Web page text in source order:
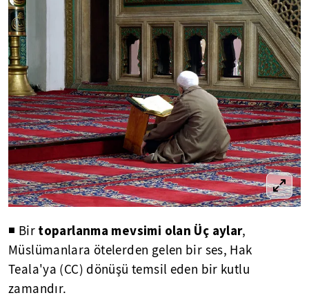
◾ Birtoparlanma mevsimi olan Üç aylar,
Müslümanlara ötelerden gelen bir ses, Hak
Teala'ya (CC) dönüşü temsil eden bir kutlu
zamandır.